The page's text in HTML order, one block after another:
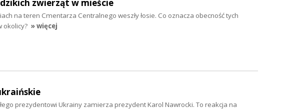
zwierząt w mieście
na teren Cmentarza Centralnego weszły łosie. Co oznacza obecność tych
okolicy? » więcej
prezydentowi Ukrainy zamierza prezydent Karol Nawrocki. To reakcja na